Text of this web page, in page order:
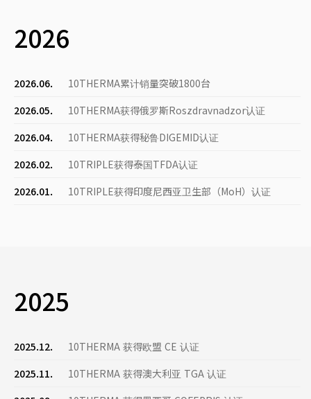
2026
2026.06.
10THERMA累计销量突破1800台
2026.05.
10THERMA获得俄罗斯Roszdravnadzor认证
2026.04.
10THERMA获得秘鲁DIGEMID认证
2026.02.
10TRIPLE获得泰国TFDA认证
2026.01.
10TRIPLE获得印度尼西亚卫生部（MoH）认证
2025
2025.12.
10THERMA 获得欧盟 CE 认证
2025.11.
10THERMA 获得澳大利亚 TGA 认证